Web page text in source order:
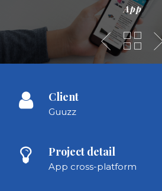
App
Client
Guuzz
Project detail
App cross-platform